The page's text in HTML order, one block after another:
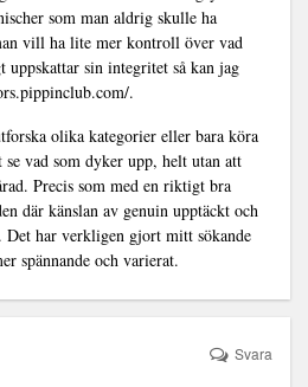
som man aldrig skulle ha
vill ha lite mer kontroll över vad
uppskattar sin integritet så kan jag
.
olika kategorier eller bara köra
vad som dyker upp, helt utan att
Precis som med en riktigt bra
där känslan av genuin upptäckt och
Det har verkligen gjort mitt sökande
spännande och varierat.
Svara